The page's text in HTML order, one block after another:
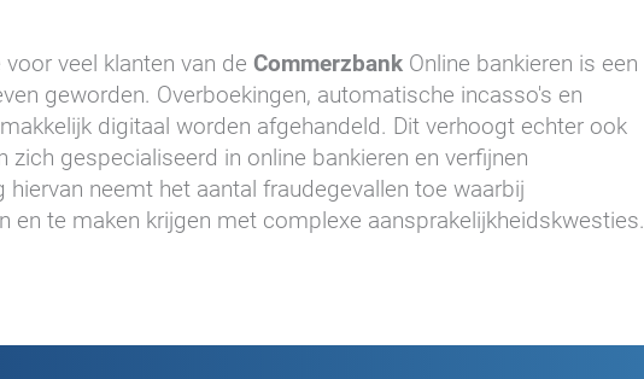
veel klanten van de Commerzbank Online bankieren is een
geworden. Overboekingen, automatische incasso's en
digitaal worden afgehandeld. Dit verhoogt echter ook
gespecialiseerd in online bankieren en verfijnen
neemt het aantal fraudegevallen toe waarbij
en te maken krijgen met complexe aansprakelijkheidskwesties.